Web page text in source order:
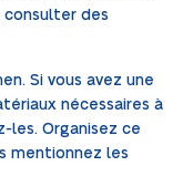
des
Si vous avez une
nécessaires à
les. Organisez ce
mentionnez les